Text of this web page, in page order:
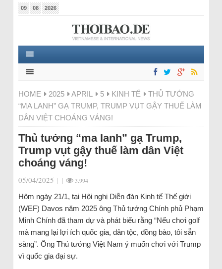
09 08 2026
HOME 2025 APRIL 5 KINH TẾ
THỦ TƯỚNG
“MA LANH” GẠ TRUMP, TRUMP VỤT GẬY THUẾ LÀM
DÂN VIỆT CHOÁNG VÁNG!
Thủ tướng “ma lanh” gạ Trump,
Trump vụt gậy thuế làm dân Việt
choáng váng!
05/04/2025 | | 3.994
Hôm ngày 21/1, tại Hội nghị Diễn đàn Kinh tế Thế giới
(WEF) Davos năm 2025 ông Thủ tướng Chính phủ Phạm
Minh Chính đã tham dự và phát biểu rằng “Nếu chơi golf
mà mang lại lợi ích quốc gia, dân tộc, đồng bào, tôi sẵn
sàng”. Ông Thủ tướng Việt Nam ý muốn chơi với Trump
vì quốc gia đại sự.